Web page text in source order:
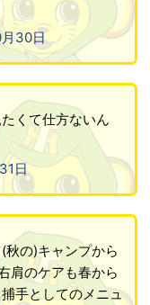
月30日
くて仕方ないん
日
の)キャンプから
肩のケアも春から
手としてのメニュ